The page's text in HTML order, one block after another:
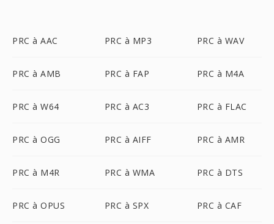
PRC à AAC PRC à MP3 PRC à WAV
PRC à AMB PRC à FAP PRC à M4A
PRC à W64 PRC à AC3 PRC à FLAC
PRC à OGG PRC à AIFF PRC à AMR
PRC à M4R PRC à WMA PRC à DTS
PRC à OPUS PRC à SPX PRC à CAF